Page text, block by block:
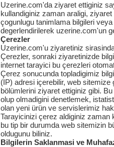
Uzerine.com'da ziyaret ettiginiz
kullandiginiz zaman araligi,
çogunlugu tanimlama bilgileri
degerlendirilerek uzerine.com'un
Çerezler
Uzerine.com'u ziyaretiniz
Çerezler, sonraki ziyaretinizde
internet tarayici bu çerezleri
Çerez sonucunda topladigimiz
(IP) adresi içerebilir, web
bölümlerini ziyaret ettiginiz gibi.
olup olmadigini denetlemek,
olan yeni ürün ve servislerimiz
Tarayicinizi çerez aldiginiz
bu tip bir durumda web sitemizin
oldugunu biliniz.
Bilgilerin Saklanmasi ve